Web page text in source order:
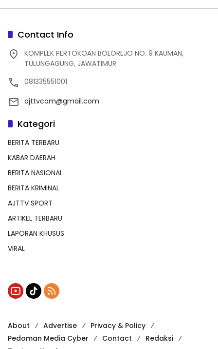
Contact Info
KOMPLEK PERTOKOAN BOLOREJO NO. 9 KAUMAN,
TULUNGAGUNG, JAWATIMUR
081335551001
ajttvcom@gmail.com
Kategori
BERITA TERBARU
KABAR DAERAH
BERITA NASIONAL
BERITA KRIMINAL
AJTTV SPORT
ARTIKEL TERBARU
LAPORAN KHUSUS
VIRAL
About Advertise
Privacy & Policy
Pedoman Media Cyber
Contact
Redaksi